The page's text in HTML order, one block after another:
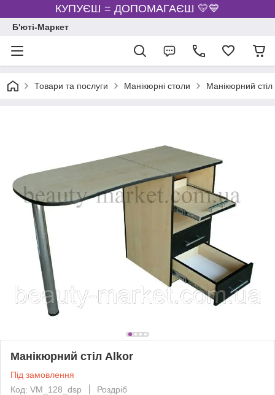
КУПУЄШ = ДОПОМАГАЄШ 💛💙
Б'юті-Маркет
Товари та послуги Манікюрні столи Манікюрний
Манікюрний стіл Alkor
Під замовлення
Код: VM_128_dsp
Роздріб